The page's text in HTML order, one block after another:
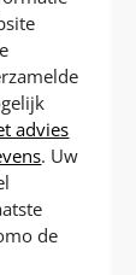
advies
. Uw
de